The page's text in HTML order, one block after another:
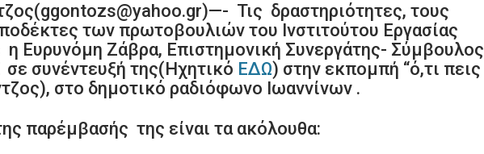
Τις δραστηριότητες, τους
των πρωτοβουλιών του Ινστιτούτου Εργασίας
η Ευρυνόμη Ζάβρα, Επιστημονική Συνεργάτης- Σύμβουλος
συνέντευξή της(Ηχητικό ΕΔΩ) στην εκπομπή “ό,τι πεις
στο δημοτικό ραδιόφωνο Ιωαννίνων .
παρέμβασής της είναι τα ακόλουθα: